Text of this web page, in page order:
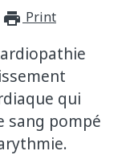
Print
qui
sang pompé